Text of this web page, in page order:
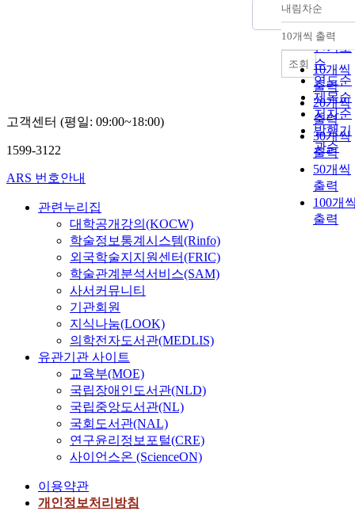
정확도
순
인기도
순
연도순
제목순
저자순
발행기
관순
내림차순
내림차
10개씩 출력
10개씩
출력
20개씩
출력
30개씩
출력
50개씩
출력
100개
출력
조회
고객센터 (평일: 09:00~18:00)
1599-3122
ARS 번호안내
관련누리집
대학공개강의(KOCW)
학술정보통계시스템(Rinfo)
외국학술지지원센터(FRIC)
학술관계분석서비스(SAM)
사서커뮤니티
기관회원
지식나눔(LOOK)
의학전자도서관(MEDLIS)
유관기관 사이트
교육부(MOE)
국립장애인도서관(NLD)
국립중앙도서관(NL)
국회도서관(NAL)
연구윤리정보포털(CRE)
사이언스온 (ScienceON)
이용약관
개인정보처리방침